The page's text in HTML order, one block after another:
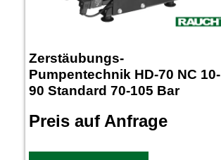
Zerstäubungs-
Pumpentechnik HD-70 NC 10-
90 Standard 70-105 Bar
Preis auf Anfrage